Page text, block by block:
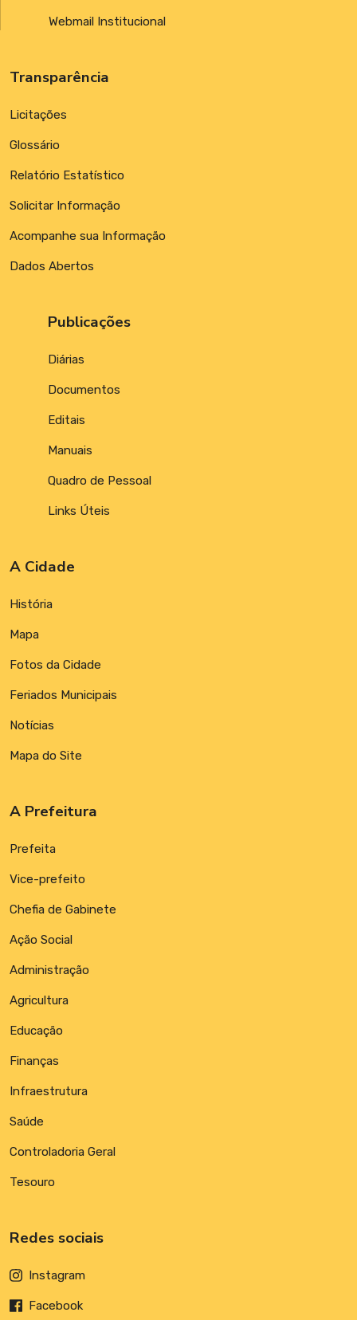
Webmail Institucional
Transparência
Licitações
Glossário
Relatório Estatístico
Solicitar Informação
Acompanhe sua Informação
Dados Abertos
Publicações
Diárias
Documentos
Editais
Manuais
Quadro de Pessoal
Links Úteis
A Cidade
História
Mapa
Fotos da Cidade
Feriados Municipais
Notícias
Mapa do Site
A Prefeitura
Prefeita
Vice-prefeito
Chefia de Gabinete
Ação Social
Administração
Agricultura
Educação
Finanças
Infraestrutura
Saúde
Controladoria Geral
Tesouro
Redes sociais
Instagram
Facebook